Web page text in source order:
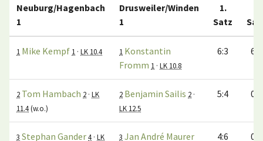
Neuburg/Hagenbach
1
Drusweiler/Winden
1
1.
Satz
1 Mike Kempf 1 · LK 10.4 1 Konstantin
Fromm 1 · LK 10.8
6:3 6:0
2 Tom Hambach 2 · LK
11.4(w.o.)
2 Benjamin Sailis 2 ·
LK 12.5
5:4 0:0
3 Stephan Gander4 · LK
3 Jan André Maurer 4:6 0:2